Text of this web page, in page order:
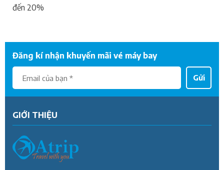
đến 20%
Đăng kí nhận khuyến mãi vé máy bay
Gửi
GIỚI THIỆU